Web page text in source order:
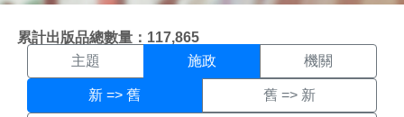
累計出版品總數量：117,865
施政搜尋結果頁面
主題 施政 機關
新 => 舊 舊 => 新